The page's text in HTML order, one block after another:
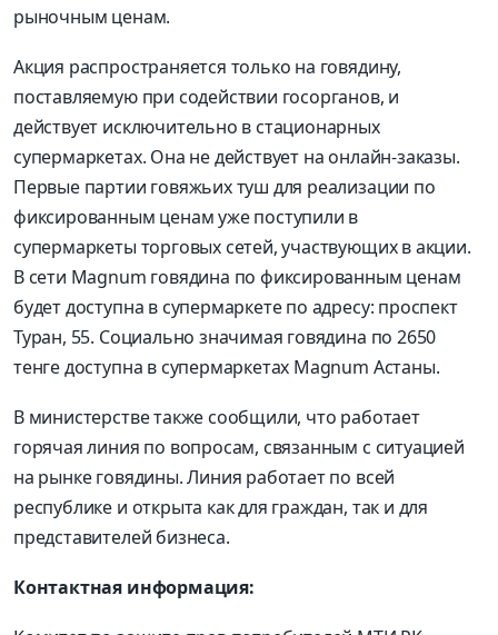
рыночным ценам.
Акция распространяется только на говядину,
поставляемую при содействии госорганов, и
действует исключительно в стационарных
супермаркетах. Она не действует на онлайн-заказы.
Первые партии говяжьих туш для реализации по
фиксированным ценам уже поступили в
супермаркеты торговых сетей, участвующих в акции.
В сети Magnum говядина по фиксированным ценам
будет доступна в супермаркете по адресу: проспект
Туран, 55. Социально значимая говядина по 2650
тенге доступна в супермаркетах Magnum Астаны.
В министерстве также сообщили, что работает
горячая линия по вопросам, связанным с ситуацией
на рынке говядины. Линия работает по всей
республике и открыта как для граждан, так и для
представителей бизнеса.
Контактная информация: